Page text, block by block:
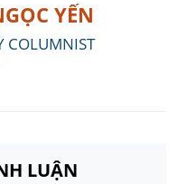
YẾN
COLUMNIST
LUẬN